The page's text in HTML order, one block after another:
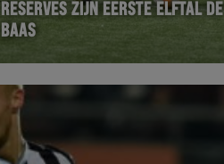
RESERVES ZIJN EERSTE ELFTAL DE
BAAS